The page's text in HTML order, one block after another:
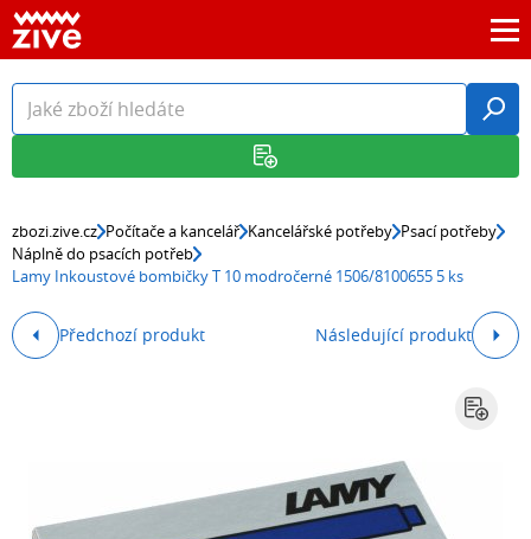
zbozi.zive.cz Počítače a kancelář Kancelářské potřeby Psací potřeby
Náplně do psacích potřeb
Lamy Inkoustové bombičky T 10 modročerné 1506/8100655 5 ks
Předchozí produkt Následující produkt